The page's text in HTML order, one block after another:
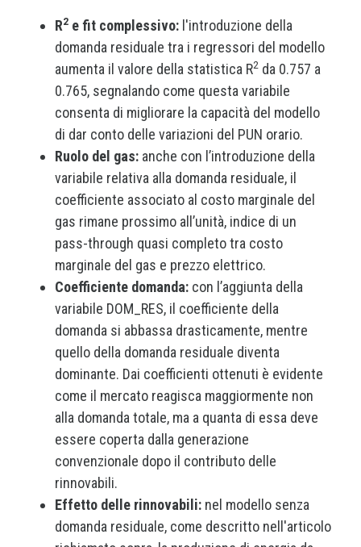
R2 e fit complessivo: l'introduzione della
domanda residuale tra i regressori del modello
aumenta il valore della statistica R2 da 0.757 a
0.765, segnalando come questa variabile
consenta di migliorare la capacità del modello
di dar conto delle variazioni del PUN orario.
Ruolo del gas: anche con l’introduzione della
variabile relativa alla domanda residuale, il
coefficiente associato al costo marginale del
gas rimane prossimo all’unità, indice di un
pass-through quasi completo tra costo
marginale del gas e prezzo elettrico.
Coefficiente domanda: con l’aggiunta della
variabile DOM_RES, il coefficiente della
domanda si abbassa drasticamente, mentre
quello della domanda residuale diventa
dominante. Dai coefficienti ottenuti è evidente
come il mercato reagisca maggiormente non
alla domanda totale, ma a quanta di essa deve
essere coperta dalla generazione
convenzionale dopo il contributo delle
rinnovabili.
Effetto delle rinnovabili: nel modello senza
domanda residuale, come descritto nell'articolo